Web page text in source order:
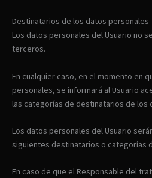
Destinatarios de los datos personales
Los datos personales del Usuario no
terceros.
En cualquier caso, en el momento en
personales, se informará al Usuario
las categorías de destinatarios de los
Los datos personales del Usuario
siguientes destinatarios o categorías
En caso de que el Responsable del